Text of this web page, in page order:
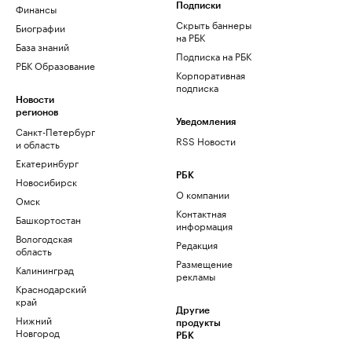
Финансы
Биографии
База знаний
РБК Образование
Новости
регионов
Санкт-Петербург
и область
Екатеринбург
Новосибирск
Омск
Башкортостан
Вологодская
область
Калининград
Краснодарский
край
Нижний
Новгород
Подписки
Скрыть баннеры
на РБК
Подписка на РБК
Корпоративная
подписка
Уведомления
RSS Новости
РБК
О компании
Контактная
информация
Редакция
Размещение
рекламы
Другие
продукты
РБК